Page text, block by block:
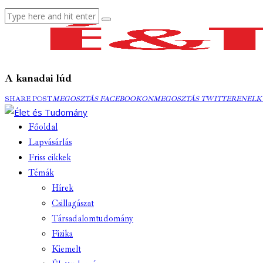
A kanadai lúd
SHARE POSTMEGOSZTÁS
FACEBOOKON
MEGOSZTÁS FACEBOOKONMEGOSZTÁS
MEGOSZTÁS TWITTEREN
Főoldal
Lapvásárlás
Friss cikkek
Témák
Hírek
Csillagászat
Társadalomtudomány
Fizika
Kiemelt